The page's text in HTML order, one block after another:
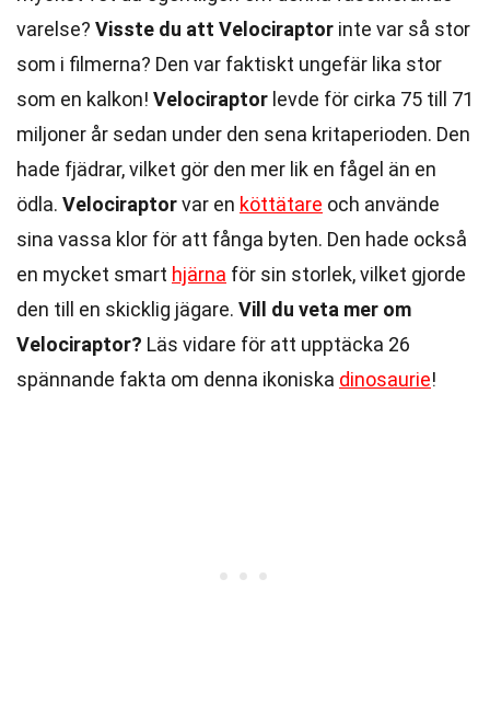
varelse? Visste du att Velociraptor inte var så stor
som i filmerna? Den var faktiskt ungefär lika stor
som en kalkon! Velociraptor levde för cirka 75 till 71
miljoner år sedan under den sena kritaperioden. Den
hade fjädrar, vilket gör den mer lik en fågel än en
ödla. Velociraptorvar en köttätare och använde
sina vassa klor för att fånga byten. Den hade också
en mycket smart hjärna för sin storlek, vilket gjorde
den till en skicklig jägare. Vill du veta mer om
Velociraptor? Läs vidare för att upptäcka 26
spännande fakta om denna ikoniska dinosaurie!